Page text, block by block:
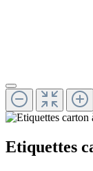
Etiquettes